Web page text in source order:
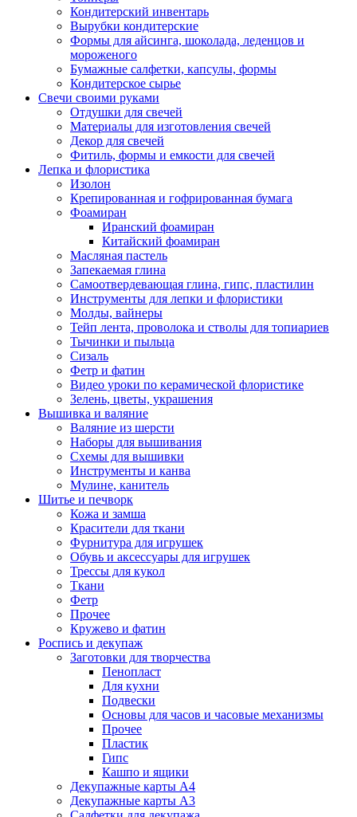
Кондитерский инвентарь
Вырубки кондитерские
Формы для айсинга, шоколада, леденцов и
мороженого
Бумажные салфетки, капсулы, формы
Кондитерское сырье
Свечи своими руками
Отдушки для свечей
Материалы для изготовления свечей
Декор для свечей
Фитиль, формы и емкости для свечей
Лепка и флористика
Изолон
Крепированная и гофрированная бумага
Фоамиран
Иранский фоамиран
Китайский фоамиран
Масляная пастель
Запекаемая глина
Самоотвердевающая глина, гипс, пластилин
Инструменты для лепки и флористики
Молды, вайнеры
Тейп лента, проволока и стволы для топиариев
Тычинки и пыльца
Сизаль
Фетр и фатин
Видео уроки по керамической флористике
Зелень, цветы, украшения
Вышивка и валяние
Валяние из шерсти
Наборы для вышивания
Схемы для вышивки
Инструменты и канва
Мулине, канитель
Шитье и печворк
Кожа и замша
Красители для ткани
Фурнитура для игрушек
Обувь и аксессуары для игрушек
Трессы для кукол
Ткани
Фетр
Прочее
Кружево и фатин
Роспись и декупаж
Заготовки для творчества
Пенопласт
Для кухни
Подвески
Основы для часов и часовые механизмы
Прочее
Пластик
Гипс
Кашпо и ящики
Декупажные карты А4
Декупажные карты А3